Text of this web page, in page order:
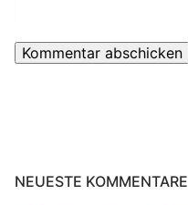
NEUESTE KOMMENTARE